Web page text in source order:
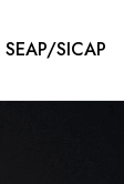
SEAP/SICAP